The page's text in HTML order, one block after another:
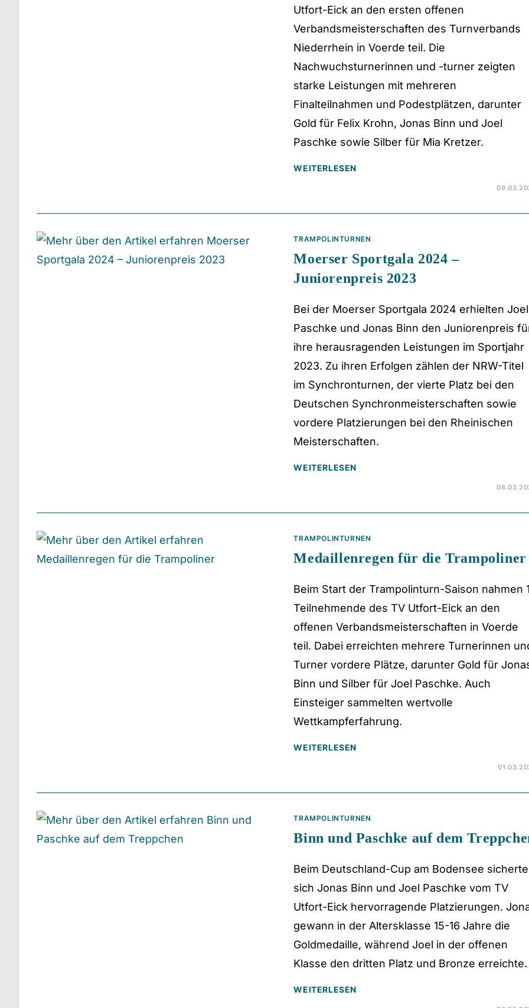
Utfort-Eick an den ersten offenen
Verbandsmeisterschaften des Turnverbands
Niederrhein in Voerde teil. Die
Nachwuchsturnerinnen und -turner zeigten
starke Leistungen mit mehreren
Finalteilnahmen und Podestplätzen, darunter
Gold für Felix Krohn, Jonas Binn und Joel
Paschke sowie Silber für Mia Kretzer.
WEITERLESEN
TRAMPOLINTURNEN
Moerser Sportgala 2024 –
Juniorenpreis 2023
Bei der Moerser Sportgala 2024 erhielten Joel
Paschke und Jonas Binn den Juniorenpreis
ihre herausragenden Leistungen im Sportjahr
2023. Zu ihren Erfolgen zählen der NRW-Titel
im Synchronturnen, der vierte Platz bei den
Deutschen Synchronmeisterschaften sowie
vordere Platzierungen bei den Rheinischen
Meisterschaften.
WEITERLESEN
TRAMPOLINTURNEN
Medaillenregen für die Trampoliner
Beim Start der Trampolinturn-Saison nahmen
Teilnehmende des TV Utfort-Eick an den
offenen Verbandsmeisterschaften in Voerde
teil. Dabei erreichten mehrere Turnerinnen
Turner vordere Plätze, darunter Gold für
Binn und Silber für Joel Paschke. Auch
Einsteiger sammelten wertvolle
Wettkampferfahrung.
WEITERLESEN
TRAMPOLINTURNEN
Binn und Paschke auf dem
Beim Deutschland-Cup am Bodensee
sich Jonas Binn und Joel Paschke vom TV
Utfort-Eick hervorragende Platzierungen.
gewann in der Altersklasse 15-16 Jahre die
Goldmedaille, während Joel in der offenen
Klasse den dritten Platz und Bronze erreichte.
WEITERLESEN